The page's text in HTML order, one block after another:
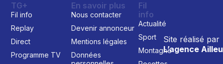
Site réalisé par
L’agence
TG+
Fil info
Replay
Direct
Programme TV
En savoir plus
Nous contacter
Devenir annonceur
Mentions légales
Données
Fil
info
Actualité
Sport
Montagne